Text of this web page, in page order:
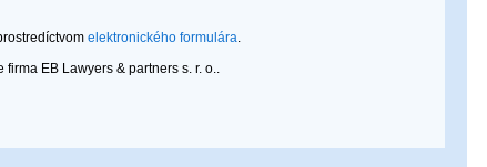
elektronického formulára.
EB Lawyers & partners s. r. o..